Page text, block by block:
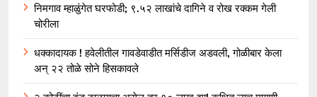
निमगाव म्हाळुंगेत घरफोडी; ९.५२ लाखांचे दागिने व रोख रक्कम गेली
चोरीला
धक्कादायक ! हवेलीतील गावडेवाडीत मर्सिडीज अडवली, गोळीबार केला
अन् २२ तोळे सोने हिसकावले